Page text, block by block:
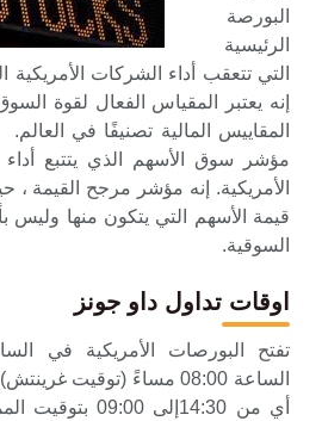
البورصة
الرئيسية
التي تتعقب أداء الشركات الأمريكية
إنه يعتبر المقياس الفعال لقوة
الأمريكية. إنه مؤشر مرجح القيمة ،
قيمة الأسهم التي يتكون منها وليس
السوقية.
اوقات تداول داو جونز
الساعة 08:00 مساءً (توقيت
أي من 14:30إلى